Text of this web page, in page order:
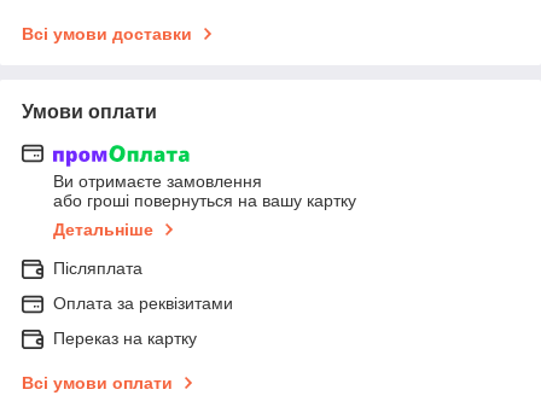
Всі умови доставки
Умови оплати
Ви отримаєте замовлення
або гроші повернуться на вашу картку
Детальніше
Післяплата
Оплата за реквізитами
Переказ на картку
Всі умови оплати